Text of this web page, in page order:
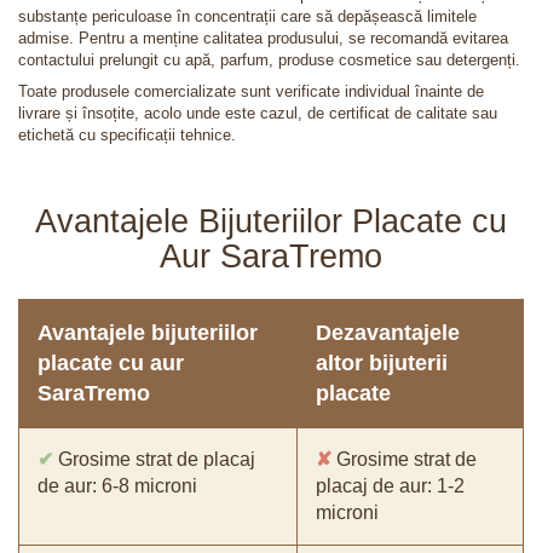
substanțe periculoase în concentrații care să depășească limitele
admise. Pentru a menține calitatea produsului, se recomandă evitarea
contactului prelungit cu apă, parfum, produse cosmetice sau detergenți.
Toate produsele comercializate sunt verificate individual înainte de
livrare și însoțite, acolo unde este cazul, de certificat de calitate sau
etichetă cu specificații tehnice.
Avantajele Bijuteriilor Placate cu
Aur SaraTremo
Avantajele bijuteriilor
placate cu aur
SaraTremo
Dezavantajele
altor bijuterii
placate
✔ Grosime strat de placaj
de aur: 6-8 microni
✘ Grosime strat de
placaj de aur: 1-2
microni